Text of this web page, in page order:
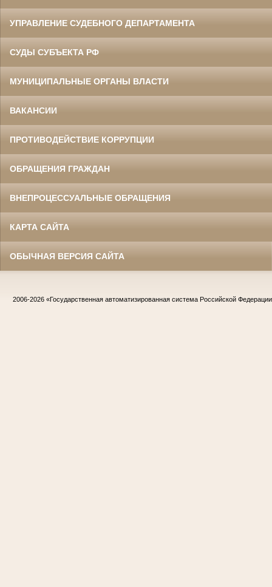
УПРАВЛЕНИЕ СУДЕБНОГО ДЕПАРТАМЕНТА
СУДЫ СУБЪЕКТА РФ
МУНИЦИПАЛЬНЫЕ ОРГАНЫ ВЛАСТИ
ВАКАНСИИ
ПРОТИВОДЕЙСТВИЕ КОРРУПЦИИ
ОБРАЩЕНИЯ ГРАЖДАН
ВНЕПРОЦЕССУАЛЬНЫЕ ОБРАЩЕНИЯ
КАРТА САЙТА
ОБЫЧНАЯ ВЕРСИЯ САЙТА
2006-2026 «Государственная автоматизированная система Российской